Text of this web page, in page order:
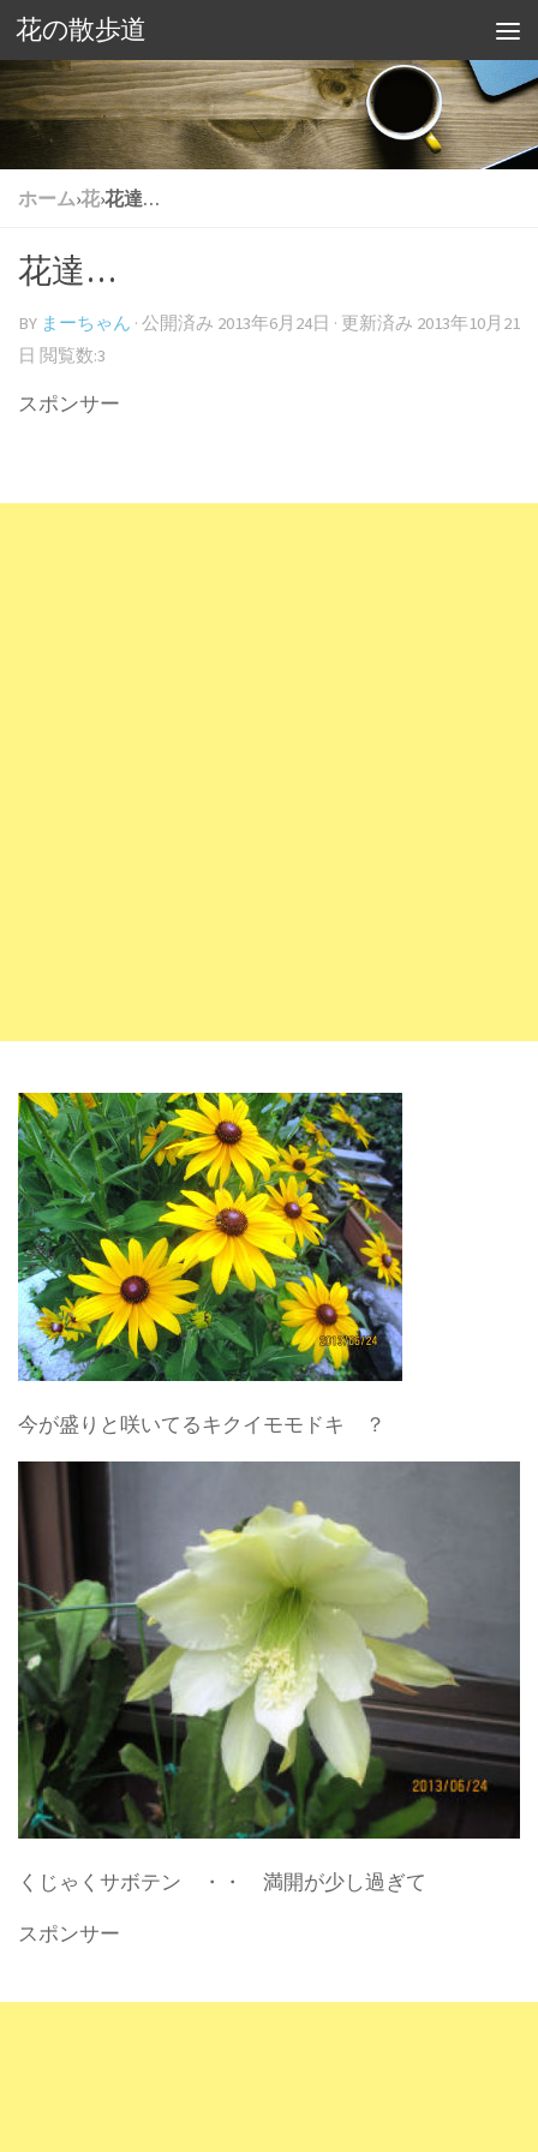
花の散歩道
ホーム›花›花達…
花達…
BY まーちゃん · 公開済み 2013年6月24日 · 更新済み 2013年10月21
日 閲覧数:3
スポンサー
今が盛りと咲いてるキクイモモドキ ？
くじゃくサボテン ・・ 満開が少し過ぎて
スポンサー